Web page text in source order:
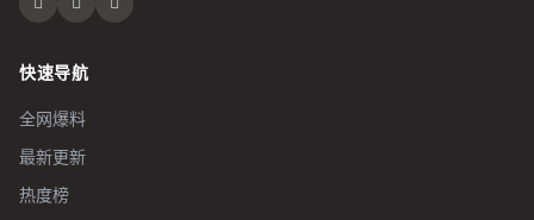
快速导航
全网爆料
最新更新
热度榜